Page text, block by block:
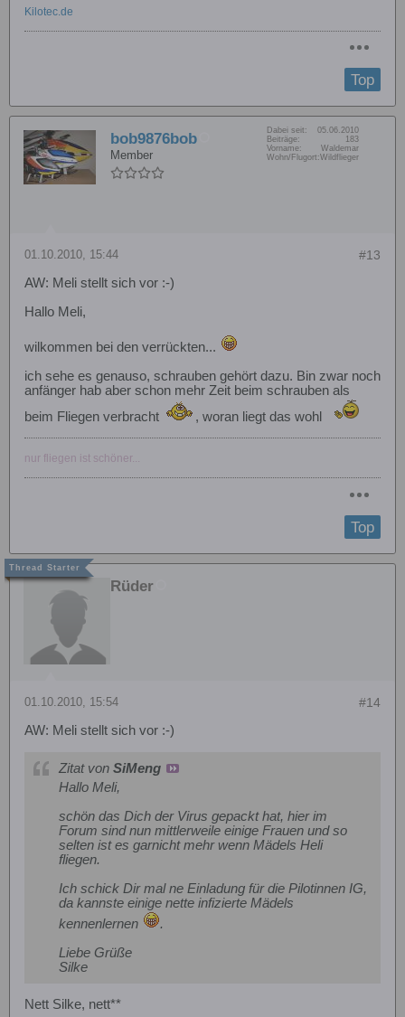
Kilotec.de
Top
bob9876bob
Member
Dabei seit:
05.06.2010
Beiträge:
183
Vorname:
Waldemar
Wohn/Flugort:Wildflieger
#13
01.10.2010, 15:44
AW: Meli stellt sich vor :-)
Hallo Meli,
wilkommen bei den verrückten...
ich sehe es genauso, schrauben gehört dazu. Bin zwar noch
anfänger hab aber schon mehr Zeit beim schrauben als
beim Fliegen verbracht
, woran liegt das wohl
nur fliegen ist schöner...
Top
Rüder
#14
01.10.2010, 15:54
AW: Meli stellt sich vor :-)
Zitat von SiMeng
Hallo Meli,
schön das Dich der Virus gepackt hat, hier im
Forum sind nun mittlerweile einige Frauen und so
selten ist es garnicht mehr wenn Mädels Heli
fliegen.
Ich schick Dir mal ne Einladung für die Pilotinnen IG,
da kannste einige nette infizierte Mädels
kennenlernen
.
Liebe Grüße
Silke
Nett Silke, nett**